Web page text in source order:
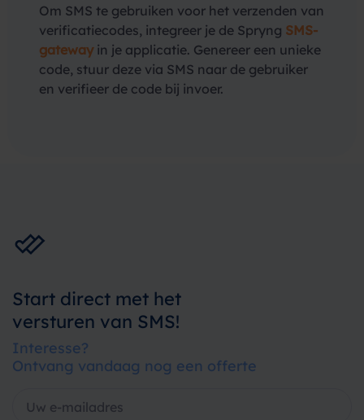
Om SMS te gebruiken voor het verzenden van
verificatiecodes, integreer je de Spryng SMS-
gatewayin je applicatie. Genereer een unieke
code, stuur deze via SMS naar de gebruiker
en verifieer de code bij invoer.
Start direct met het
versturen van SMS!
Interesse?
Ontvang vandaag nog een offerte